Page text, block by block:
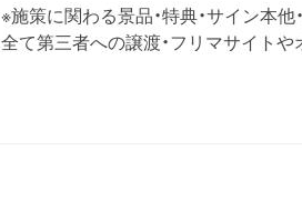
※施策に関わる景品・特典・サイン本他
全て第三者への譲渡・フリマサイト